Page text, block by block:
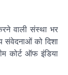
वाली संस्था भर
संवेदनाओं को दिशा
कोर्ट ऑफ इंडिया